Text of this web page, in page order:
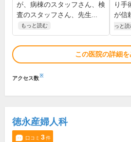
が、病棟のスタッフさん、検
査のスタッフさん、先生...
もっと読む
り手
が信
っと読
この医院の詳細を
アクセス数※
徳永産婦人科
口コミ 3件